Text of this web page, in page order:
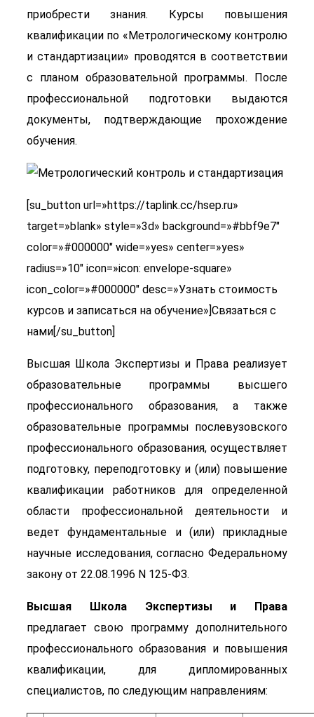
приобрести знания. Курсы повышения
квалификации по «Метрологическому контролю
и стандартизации» проводятся в соответствии
с планом образовательной программы. После
профессиональной подготовки выдаются
документы, подтверждающие прохождение
обучения.
[su_button url=»https://taplink.cc/hsep.ru»
target=»blank» style=»3d» background=»#bbf9e7″
color=»#000000″ wide=»yes» center=»yes»
radius=»10″ icon=»icon: envelope-square»
icon_color=»#000000″ desc=»Узнать стоимость
курсов и записаться на обучение»]Связаться с
нами[/su_button]
Высшая Школа Экспертизы и Права реализует
образовательные программы высшего
профессионального образования, а также
образовательные программы послевузовского
профессионального образования, осуществляет
подготовку, переподготовку и (или) повышение
квалификации работников для определенной
области профессиональной деятельности и
ведет фундаментальные и (или) прикладные
научные исследования, согласно Федеральному
закону от 22.08.1996 N 125-ФЗ.
Высшая Школа Экспертизы и Права
предлагает свою программу дополнительного
профессионального образования и повышения
квалификации, для дипломированных
специалистов, по следующим направлениям: